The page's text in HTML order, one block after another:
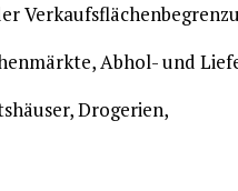
Abhol- und
Drogerien,